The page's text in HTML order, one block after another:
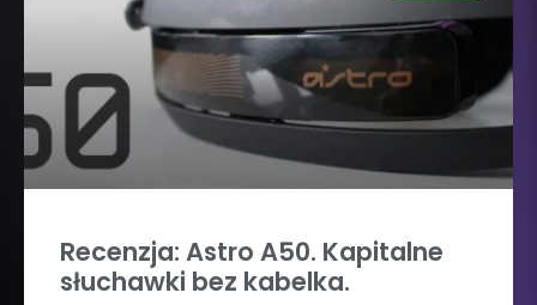
Recenzja: Astro A50. Kapitalne
słuchawki bez kabelka.